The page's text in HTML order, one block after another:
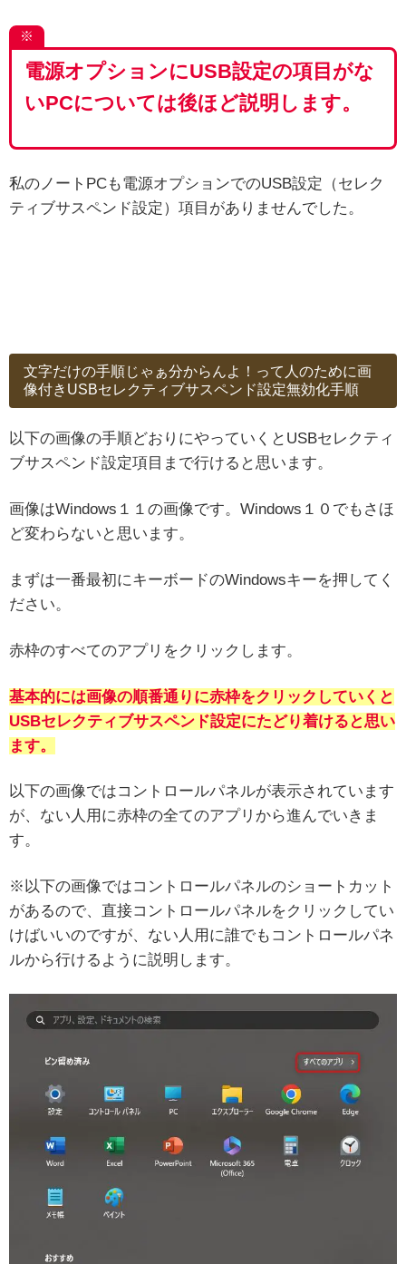
※
電源オプションにUSB設定の項目がな
いPCについては後ほど説明します。
私のノートPCも電源オプションでのUSB設定（セレク
ティブサスペンド設定）項目がありませんでした。
文字だけの手順じゃぁ分からんよ！って人のために画
像付きUSBセレクティブサスペンド設定無効化手順
以下の画像の手順どおりにやっていくとUSBセレクティ
ブサスペンド設定項目まで行けると思います。
画像はWindows１１の画像です。Windows１０でもさほ
ど変わらないと思います。
まずは一番最初にキーボードのWindowsキーを押してく
ださい。
赤枠のすべてのアプリをクリックします。
基本的には画像の順番通りに赤枠をクリックしていくと
USBセレクティブサスペンド設定にたどり着けると思い
ます。
以下の画像ではコントロールパネルが表示されています
が、ない人用に赤枠の全てのアプリから進んでいきま
す。
※以下の画像ではコントロールパネルのショートカット
があるので、直接コントロールパネルをクリックしてい
けばいいのですが、ない人用に誰でもコントロールパネ
ルから行けるように説明します。